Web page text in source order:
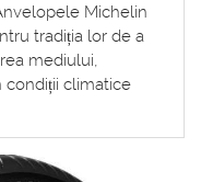
Michelin
tradiția lor de a
mediului,
condiții climatice